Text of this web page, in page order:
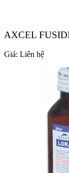
AXCEL
Giá: Liên hệ